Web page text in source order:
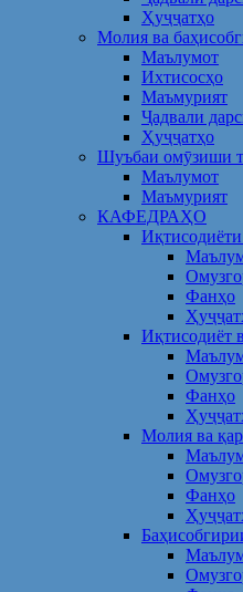
Ҳуҷҷатҳо
Молия ва
Маълумот
Ихтисосҳо
Маъмурият
Ҷадвали
Ҳуҷҷатҳо
Шуъбаи омӯзиши
Маълумот
Маъмурият
КАФЕДРАҲО
Фанҳо
Иқтисодиёт
Фанҳо
Молия ва
Фанҳо